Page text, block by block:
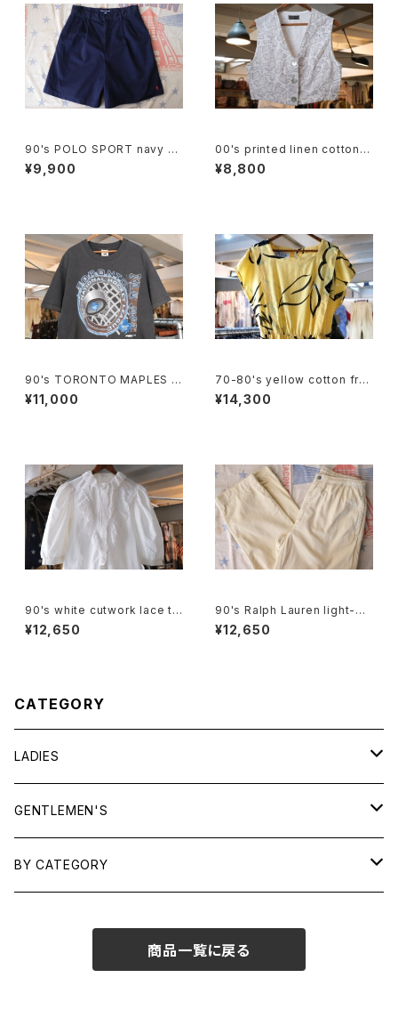
90's POLO SPORT navy C
ulottes w/ pony embroider
y
¥9,900
00's printed linen cotton s
hort Vest
¥8,800
90's TORONTO MAPLES L
EAFS black cotton Tee "M
ade in CANADA"
¥11,000
70-80's yellow cotton fre
nch sleeve blouse Dress
¥14,300
90's white cutwork lace tri
mmed cotton Blouse
¥12,650
90's Ralph Lauren light-be
ige cotton easy Pants
¥12,650
CATEGORY
LADIES
TOPS
SHIRTS
OUTERWEAR
GENTLEMEN'S
TOPS
BY CATEGORY
商品一覧に戻る